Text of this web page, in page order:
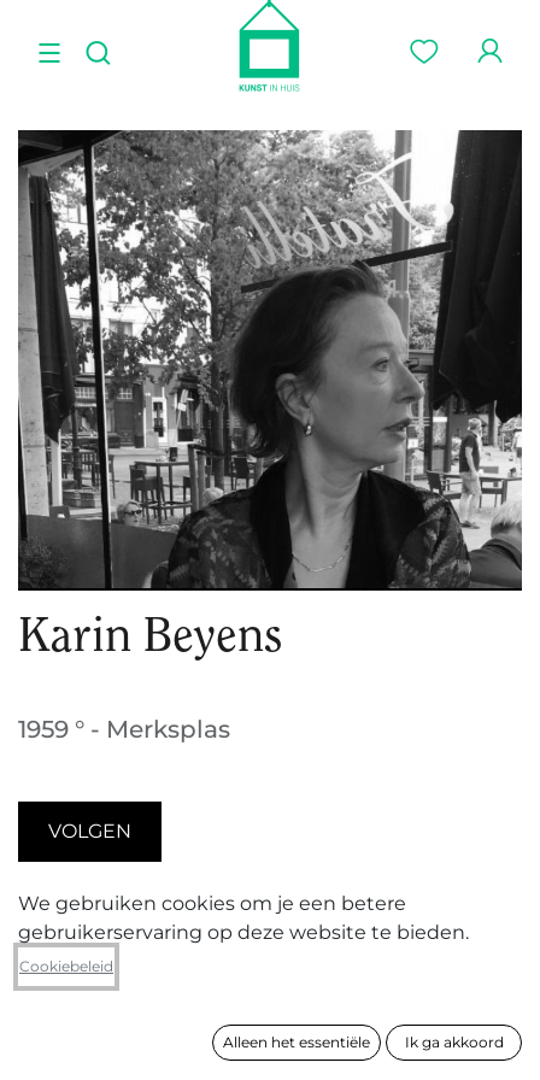
Karin Beyens
1959 ° - Merksplas
VOLGEN
Karin Beyens (geboren 1959 in Aba (Congo),
woont en werkt in Merksplas)
haar Masteropleiding Vrije Grafiek en Tekenen in St.
Lukas te Brussel verschillende jaren in de
technieken van diep-, hoog- en vlakdruk. De
We gebruiken cookies om je een betere
gebruikerservaring op deze website te bieden.
Cookiebeleid
Alleen het essentiële Ik ga akkoord